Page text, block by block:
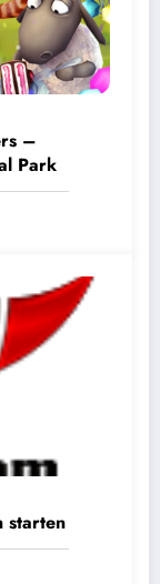
–
Park
starten